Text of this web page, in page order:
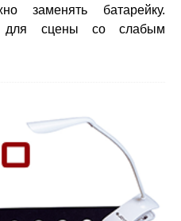
заменять батарейку.
для сцены со слабым